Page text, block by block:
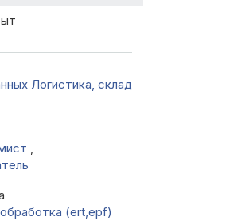
Логистика, склад
,
(ert,epf)